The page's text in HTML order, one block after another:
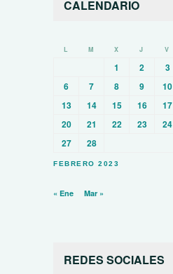
CALENDARIO
FEBRERO 2023
L M X J V
1 2 3
6
7 8 9 10
13
14 15 16 17
20
21 22 23 24
27
28
« Ene Mar »
REDES SOCIALES